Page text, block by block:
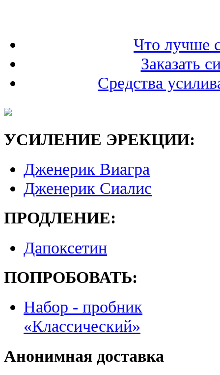
Что лучше
Заказать
Средства
УСИЛЕНИЕ ЭРЕКЦИИ:
Дженерик Виагра
Дженерик Сиалис
ПРОДЛЕНИЕ:
Дапоксетин
ПОПРОБОВАТЬ:
Набор - пробник
«Классический»
Анонимная доставка